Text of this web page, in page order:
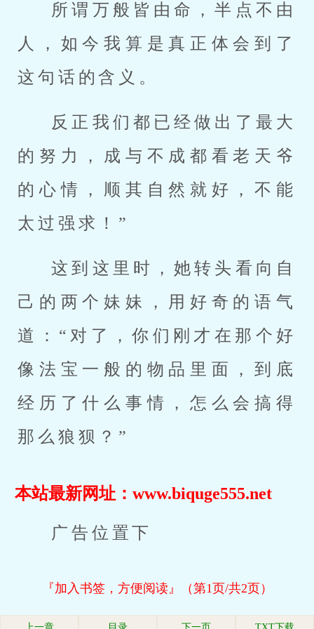
所谓万般皆由命，半点不由
人，如今我算是真正体会到了
这句话的含义。
反正我们都已经做出了最大
的努力，成与不成都看老天爷
的心情，顺其自然就好，不能
太过强求！”
这到这里时，她转头看向自
己的两个妹妹，用好奇的语气
道：“对了，你们刚才在那个好
像法宝一般的物品里面，到底
经历了什么事情，怎么会搞得
那么狼狈？”
本站最新网址：www.biquge555.net
广告位置下
『加入书签，方便阅读』（第1页/共2页）